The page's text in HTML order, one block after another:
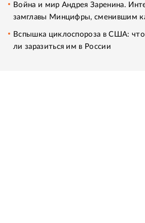
Война и мир Андрея Заренина.
замглавы Минцифры, сменившим
Вспышка циклоспороза в США:
ли заразиться им в России